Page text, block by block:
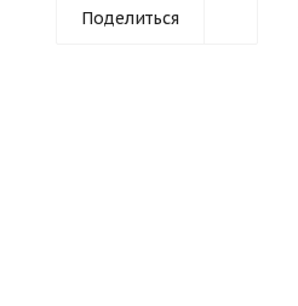
Поделиться